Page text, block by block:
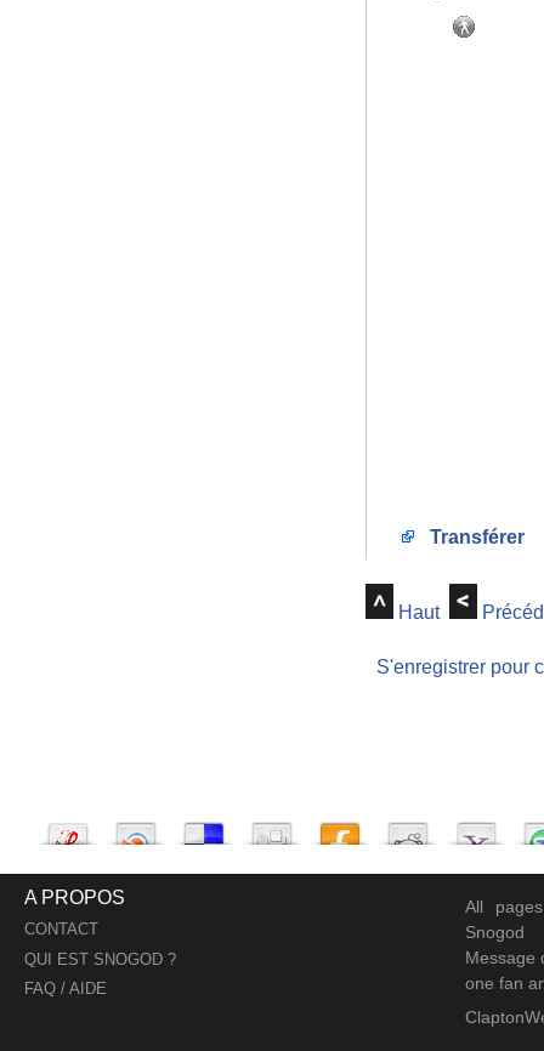
Transférer
Haut
S'enregistrer pour
A PROPOS
CONTACT
QUI EST SNOGOD ?
FAQ / AIDE
All
Snogod
Message
one fan